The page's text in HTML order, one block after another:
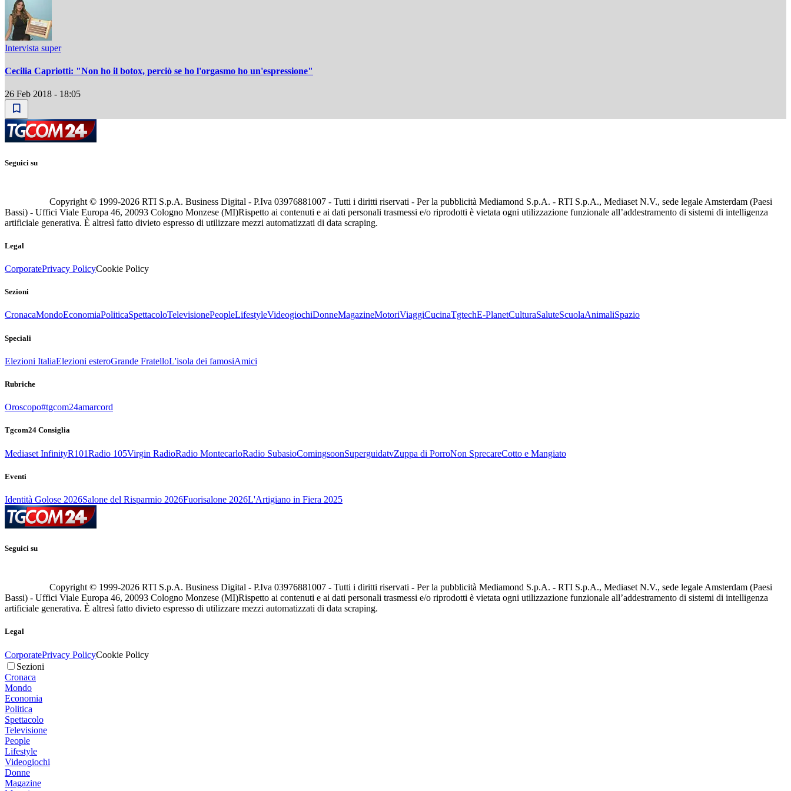
Intervista super
Cecilia Capriotti: "Non ho il botox, perciò se ho l'orgasmo ho un'espressione"
26 Feb 2018 - 18:05
Seguici su
Copyright © 1999-2026 RTI S.p.A. Business Digital - P.Iva 03976881007 - Tutti i diritti riservati - Per la pubblicità Mediamond S.p.A. - RTI S.p.A., Mediaset N.V., sede legale Amsterdam (Paesi
Bassi) - Uffici Viale Europa 46, 20093 Cologno Monzese (MI)Rispetto ai contenuti e ai dati personali trasmessi e/o riprodotti è vietata ogni utilizzazione funzionale all’addestramento di sistemi di intelligenza
artificiale generativa. È altresì fatto divieto espresso di utilizzare mezzi automatizzati di data scraping.
Legal
CorporatePrivacy PolicyCookie Policy
Sezioni
CronacaMondoEconomiaPoliticaSpettacoloTelevisionePeopleLifestyleVideogiochiDonneMagazineMotoriViaggiCucinaTgtechE-PlanetCulturaSaluteScuolaAnimaliSpazio
Speciali
Elezioni ItaliaElezioni esteroGrande FratelloL'isola dei famosiAmici
Rubriche
Oroscopo#tgcom24amarcord
Tgcom24 Consiglia
Mediaset InfinityR101Radio 105Virgin RadioRadio MontecarloRadio SubasioComingsoonSuperguidatvZuppa di PorroNon SprecareCotto e Mangiato
Eventi
Identità Golose 2026Salone del Risparmio 2026Fuorisalone 2026L'Artigiano in Fiera 2025
Seguici su
Copyright © 1999-2026 RTI S.p.A. Business Digital - P.Iva 03976881007 - Tutti i diritti riservati - Per la pubblicità Mediamond S.p.A. - RTI S.p.A., Mediaset N.V., sede legale Amsterdam (Paesi
Bassi) - Uffici Viale Europa 46, 20093 Cologno Monzese (MI)Rispetto ai contenuti e ai dati personali trasmessi e/o riprodotti è vietata ogni utilizzazione funzionale all’addestramento di sistemi di intelligenza
artificiale generativa. È altresì fatto divieto espresso di utilizzare mezzi automatizzati di data scraping.
Legal
CorporatePrivacy PolicyCookie Policy
Sezioni
Cronaca
Mondo
Economia
Politica
Spettacolo
Televisione
People
Lifestyle
Videogiochi
Donne
Magazine